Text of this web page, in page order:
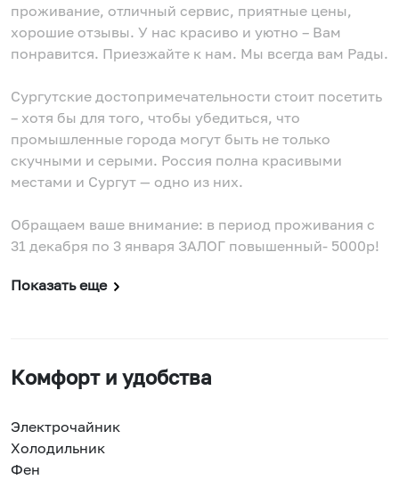
проживание, отличный сервис, приятные цены,
хорошие отзывы. У нас красиво и уютно – Вам
понравится. Приезжайте к нам. Мы всегда вам Рады.
Сургутские достопримечательности стоит посетить
– хотя бы для того, чтобы убедиться, что
промышленные города могут быть не только
скучными и серыми. Россия полна красивыми
местами и Сургут — одно из них.
Обращаем ваше внимание: в период проживания с
31 декабря по 3 января ЗАЛОГ повышенный- 5000р!
Показать еще
Комфорт и удобства
Электрочайник
Холодильник
Фен